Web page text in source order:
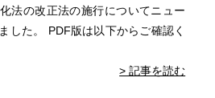
法の改正法の施行についてニュー
した。 PDF版は以下からご確認く
> 記事を読む